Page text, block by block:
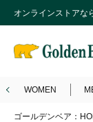
オンラインストアな
WOMEN
ゴールデンベア：